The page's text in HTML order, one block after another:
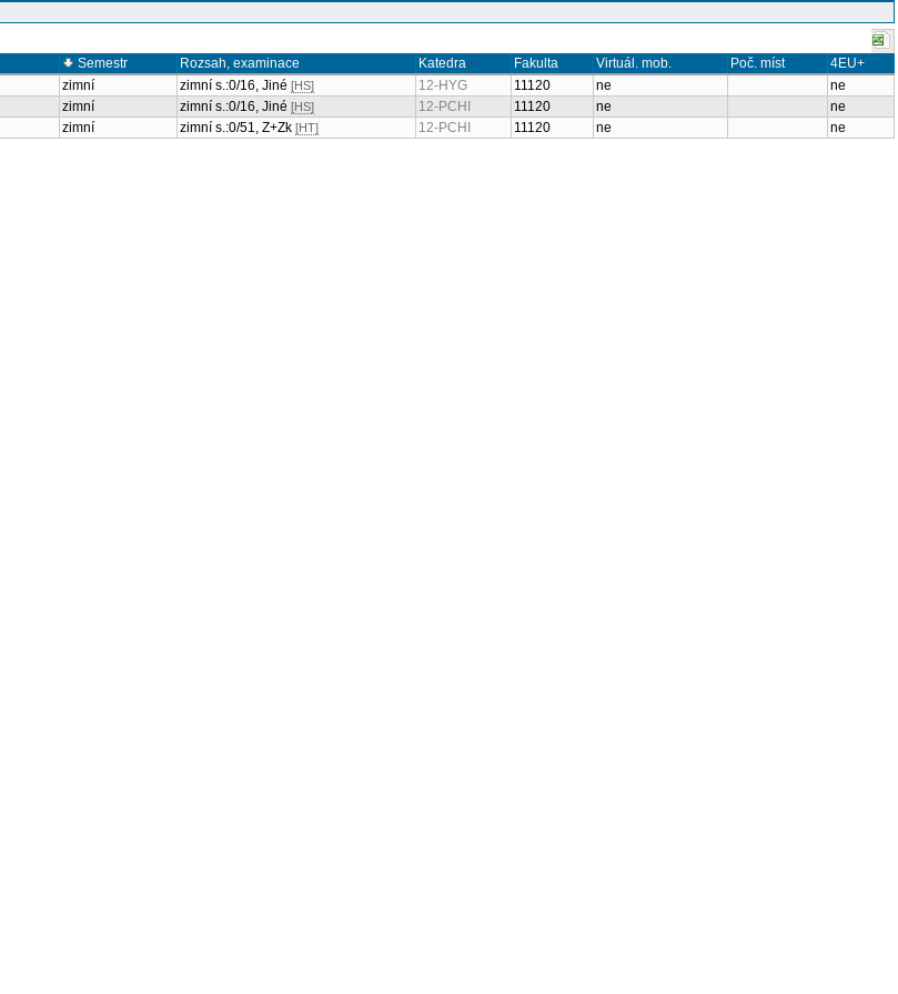
Semestr Rozsah, examinace Katedra Fakulta Virtuál. mob. Poč. míst
4EU+
zimní zimní s.:0/16, Jiné [HS] 12-HYG 11120 ne
ne
zimní zimní s.:0/16, Jiné [HS] 12-PCHI 11120 ne
ne
zimní zimní s.:0/51, Z+Zk [HT] 12-PCHI 11120 ne ne